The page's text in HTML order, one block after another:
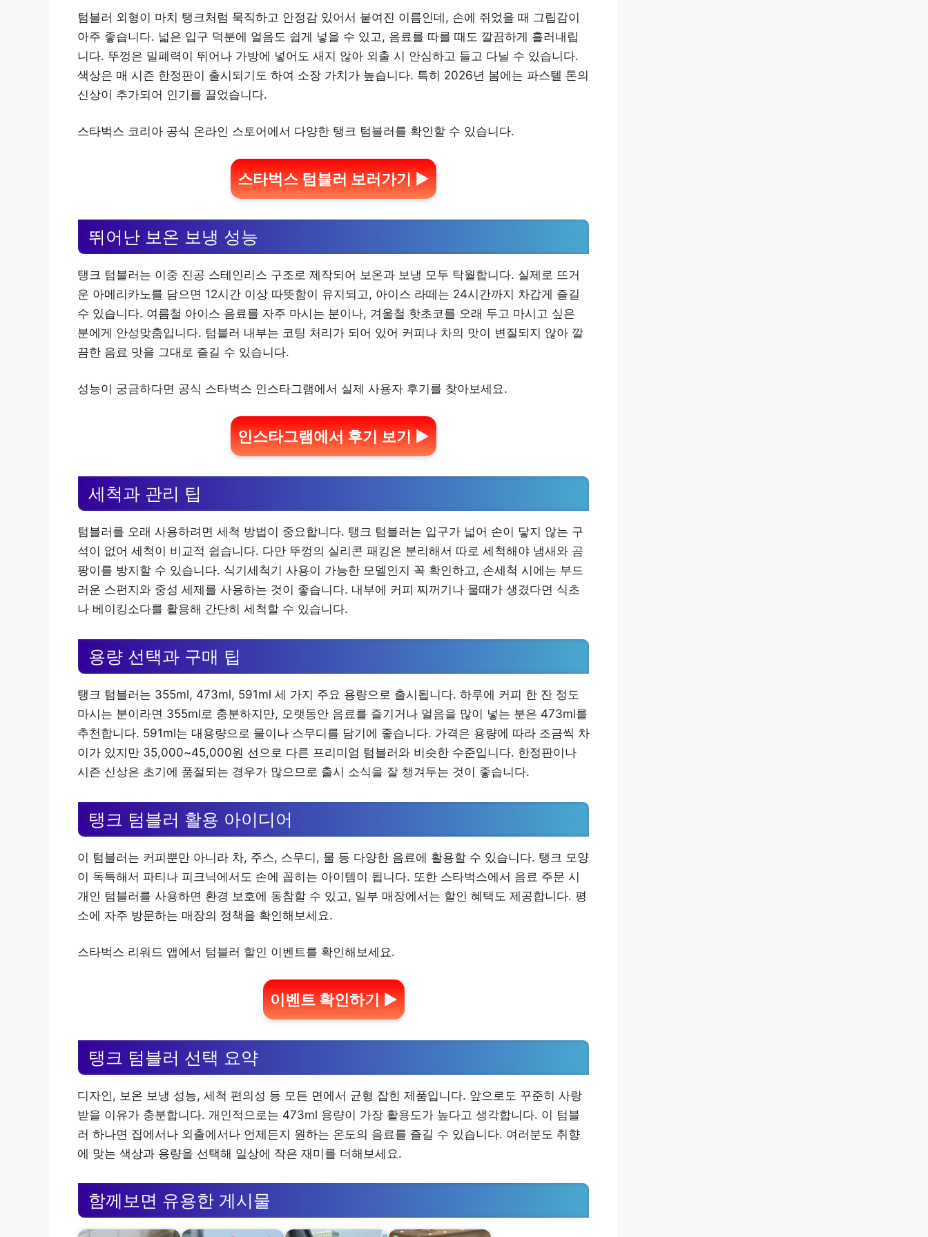
텀블러 외형이 마치 탱크처럼 묵직하고 안정감 있어서 붙여진 이름인데, 손에 쥐었을 때 그립감이
아주 좋습니다. 넓은 입구 덕분에 얼음도 쉽게 넣을 수 있고, 음료를 따를 때도 깔끔하게 흘러내립
니다. 뚜껑은 밀폐력이 뛰어나 가방에 넣어도 새지 않아 외출 시 안심하고 들고 다닐 수 있습니다.
색상은 매 시즌 한정판이 출시되기도 하여 소장 가치가 높습니다. 특히 2026년 봄에는 파스텔 톤의
신상이 추가되어 인기를 끌었습니다.
스타벅스 코리아 공식 온라인 스토어에서 다양한 탱크 텀블러를 확인할 수 있습니다.
스타벅스 텀블러 보러가기 ▶
뛰어난 보온 보냉 성능
탱크 텀블러는 이중 진공 스테인리스 구조로 제작되어 보온과 보냉 모두 탁월합니다. 실제로 뜨거
운 아메리카노를 담으면 12시간 이상 따뜻함이 유지되고, 아이스 라떼는 24시간까지 차갑게 즐길
수 있습니다. 여름철 아이스 음료를 자주 마시는 분이나, 겨울철 핫초코를 오래 두고 마시고 싶은
분에게 안성맞춤입니다. 텀블러 내부는 코팅 처리가 되어 있어 커피나 차의 맛이 변질되지 않아 깔
끔한 음료 맛을 그대로 즐길 수 있습니다.
성능이 궁금하다면 공식 스타벅스 인스타그램에서 실제 사용자 후기를 찾아보세요.
인스타그램에서 후기 보기 ▶
세척과 관리 팁
텀블러를 오래 사용하려면 세척 방법이 중요합니다. 탱크 텀블러는 입구가 넓어 손이 닿지 않는 구
석이 없어 세척이 비교적 쉽습니다. 다만 뚜껑의 실리콘 패킹은 분리해서 따로 세척해야 냄새와 곰
팡이를 방지할 수 있습니다. 식기세척기 사용이 가능한 모델인지 꼭 확인하고, 손세척 시에는 부드
러운 스펀지와 중성 세제를 사용하는 것이 좋습니다. 내부에 커피 찌꺼기나 물때가 생겼다면 식초
나 베이킹소다를 활용해 간단히 세척할 수 있습니다.
용량 선택과 구매 팁
탱크 텀블러는 355ml, 473ml, 591ml 세 가지 주요 용량으로 출시됩니다. 하루에 커피 한 잔 정도
마시는 분이라면 355ml로 충분하지만, 오랫동안 음료를 즐기거나 얼음을 많이 넣는 분은 473ml를
추천합니다. 591ml는 대용량으로 물이나 스무디를 담기에 좋습니다. 가격은 용량에 따라 조금씩 차
이가 있지만 35,000~45,000원 선으로 다른 프리미엄 텀블러와 비슷한 수준입니다. 한정판이나
시즌 신상은 초기에 품절되는 경우가 많으므로 출시 소식을 잘 챙겨두는 것이 좋습니다.
탱크 텀블러 활용 아이디어
이 텀블러는 커피뿐만 아니라 차, 주스, 스무디, 물 등 다양한 음료에 활용할 수 있습니다. 탱크 모양
이 독특해서 파티나 피크닉에서도 손에 꼽히는 아이템이 됩니다. 또한 스타벅스에서 음료 주문 시
개인 텀블러를 사용하면 환경 보호에 동참할 수 있고, 일부 매장에서는 할인 혜택도 제공합니다. 평
소에 자주 방문하는 매장의 정책을 확인해보세요.
스타벅스 리워드 앱에서 텀블러 할인 이벤트를 확인해보세요.
이벤트 확인하기 ▶
탱크 텀블러 선택 요약
디자인, 보온 보냉 성능, 세척 편의성 등 모든 면에서 균형 잡힌 제품입니다. 앞으로도 꾸준히 사랑
받을 이유가 충분합니다. 개인적으로는 473ml 용량이 가장 활용도가 높다고 생각합니다. 이 텀블
러 하나면 집에서나 외출에서나 언제든지 원하는 온도의 음료를 즐길 수 있습니다. 여러분도 취향
에 맞는 색상과 용량을 선택해 일상에 작은 재미를 더해보세요.
함께보면 유용한 게시물